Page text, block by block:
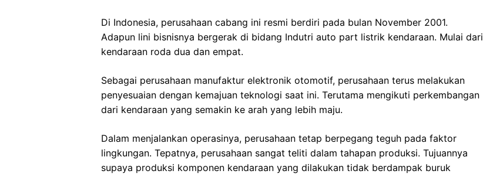
Di Indonesia, perusahaan cabang ini resmi berdiri pada bulan November 2001.
Adapun lini bisnisnya bergerak di bidang Indutri auto part listrik kendaraan. Mulai dari
kendaraan roda dua dan empat.
Sebagai perusahaan manufaktur elektronik otomotif, perusahaan terus melakukan
penyesuaian dengan kemajuan teknologi saat ini. Terutama mengikuti perkembangan
dari kendaraan yang semakin ke arah yang lebih maju.
Dalam menjalankan operasinya, perusahaan tetap berpegang teguh pada faktor
lingkungan. Tepatnya, perusahaan sangat teliti dalam tahapan produksi. Tujuannya
supaya produksi komponen kendaraan yang dilakukan tidak berdampak buruk